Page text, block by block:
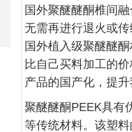
国外聚醚醚酮椎间
无需再进行退火或
国外植入级聚醚醚
比自己买料加工的
产品的国产化，提
聚醚醚酮PEEK具有
等传统材料。该塑